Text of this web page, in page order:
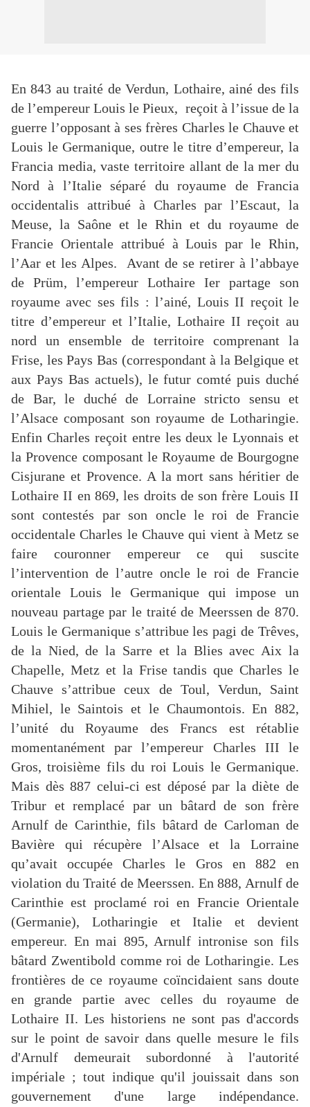
En 843 au traité de Verdun, Lothaire, ainé des fils
de l’empereur Louis le Pieux, reçoit à l’issue de la
guerre l’opposant à ses frères Charles le Chauve et
Louis le Germanique, outre le titre d’empereur, la
Francia media, vaste territoire allant de la mer du
Nord à l’Italie séparé du royaume de Francia
occidentalis attribué à Charles par l’Escaut, la
Meuse, la Saône et le Rhin et du royaume de
Francie Orientale attribué à Louis par le Rhin,
l’Aar et les Alpes. Avant de se retirer à l’abbaye
de Prüm, l’empereur Lothaire Ier partage son
royaume avec ses fils : l’ainé, Louis II reçoit le
titre d’empereur et l’Italie, Lothaire II reçoit au
nord un ensemble de territoire comprenant la
Frise, les Pays Bas (correspondant à la Belgique et
aux Pays Bas actuels), le futur comté puis duché
de Bar, le duché de Lorraine stricto sensu et
l’Alsace composant son royaume de Lotharingie.
Enfin Charles reçoit entre les deux le Lyonnais et
la Provence composant le Royaume de Bourgogne
Cisjurane et Provence. A la mort sans héritier de
Lothaire II en 869, les droits de son frère Louis II
sont contestés par son oncle le roi de Francie
occidentale Charles le Chauve qui vient à Metz se
faire couronner empereur ce qui suscite
l’intervention de l’autre oncle le roi de Francie
orientale Louis le Germanique qui impose un
nouveau partage par le traité de Meerssen de 870.
Louis le Germanique s’attribue les pagi de Trêves,
de la Nied, de la Sarre et la Blies avec Aix la
Chapelle, Metz et la Frise tandis que Charles le
Chauve s’attribue ceux de Toul, Verdun, Saint
Mihiel, le Saintois et le Chaumontois. En 882,
l’unité du Royaume des Francs est rétablie
momentanément par l’empereur Charles III le
Gros, troisième fils du roi Louis le Germanique.
Mais dès 887 celui-ci est déposé par la diète de
Tribur et remplacé par un bâtard de son frère
Arnulf de Carinthie, fils bâtard de Carloman de
Bavière qui récupère l’Alsace et la Lorraine
qu’avait occupée Charles le Gros en 882 en
violation du Traité de Meerssen. En 888, Arnulf de
Carinthie est proclamé roi en Francie Orientale
(Germanie), Lotharingie et Italie et devient
empereur. En mai 895, Arnulf intronise son fils
bâtard Zwentibold comme roi de Lotharingie. Les
frontières de ce royaume coïncidaient sans doute
en grande partie avec celles du royaume de
Lothaire II. Les historiens ne sont pas d'accords
sur le point de savoir dans quelle mesure le fils
d'Arnulf demeurait subordonné à l'autorité
impériale ; tout indique qu'il jouissait dans son
gouvernement d'une large indépendance.